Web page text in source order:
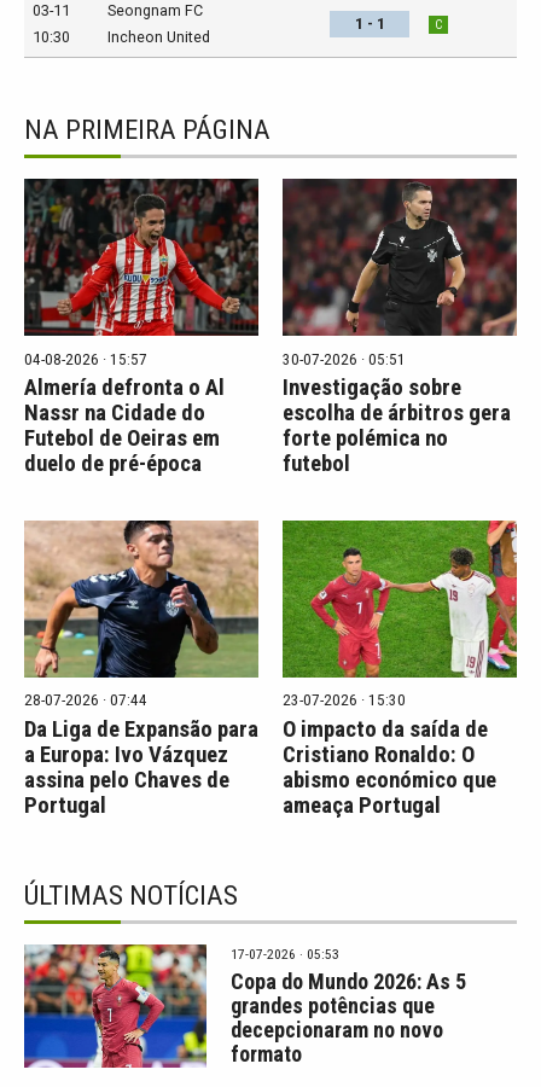
03-11
10:30
Seongnam FC
Incheon United
1 - 1 C
NA PRIMEIRA PÁGINA
04-08-2026 · 15:57
Almería defronta o Al
Nassr na Cidade do
Futebol de Oeiras em
duelo de pré-época
30-07-2026 · 05:51
Investigação sobre
escolha de árbitros gera
forte polémica no
futebol
28-07-2026 · 07:44
Da Liga de Expansão para
a Europa: Ivo Vázquez
assina pelo Chaves de
Portugal
23-07-2026 · 15:30
O impacto da saída de
Cristiano Ronaldo: O
abismo económico que
ameaça Portugal
ÚLTIMAS NOTÍCIAS
17-07-2026 · 05:53
Copa do Mundo 2026: As 5
grandes potências que
decepcionaram no novo
formato